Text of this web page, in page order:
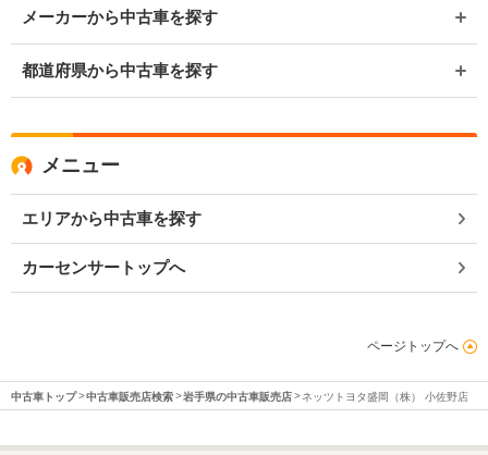
メーカーから中古車を探す
都道府県から中古車を探す
メニュー
エリアから中古車を探す
カーセンサートップへ
ページトップへ
中古車トップ 中古車販売店検索 岩手県の中古車販売店 ネッツトヨタ盛岡（株） 小佐野店